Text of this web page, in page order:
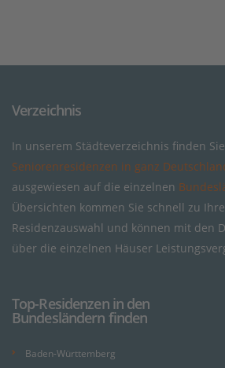
Verzeichnis
In unserem Städteverzeichnis finden
Seniorenresidenzen in ganz
ausgewiesen auf die einzelnen
Übersichten kommen Sie schnell zu
Residenzauswahl und können mit den
über die einzelnen Häuser
Top-Residenzen in den
Bundesländern finden
Baden-Württemberg